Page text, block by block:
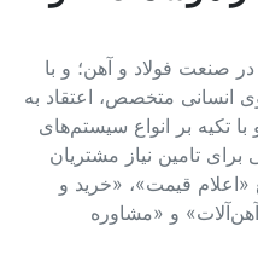
۳۰ سال حضور در صنعت فولاد و آهن؛ و با
انسانی متخصص، اعتقاد به
تکیه بر انواع سیستم‌های
تامین نیاز مشتریان
«اعلام قیمت»، «خرید و
و «مشاوره